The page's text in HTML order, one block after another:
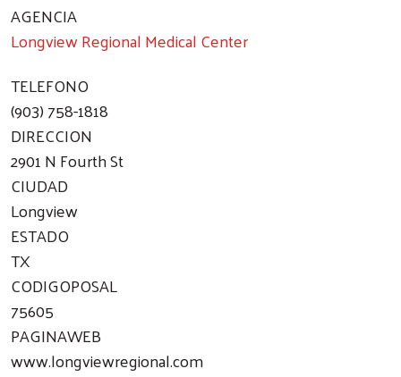
AGENCIA
Longview Regional Medical Center
TELEFONO
(903) 758-1818
DIRECCION
2901 N Fourth St
CIUDAD
Longview
ESTADO
TX
CODIGOPOSAL
75605
PAGINAWEB
www.longviewregional.com